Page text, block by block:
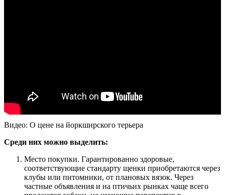
Видео: О цене на йоркширского терьера
Среди них можно выделить:
Место покупки. Гарантированно здоровые,
соответствующие стандарту щенки приобретаются через
клубы или питомники, от плановых вязок. Через
частные объявления и на птичьих рынках чаще всего